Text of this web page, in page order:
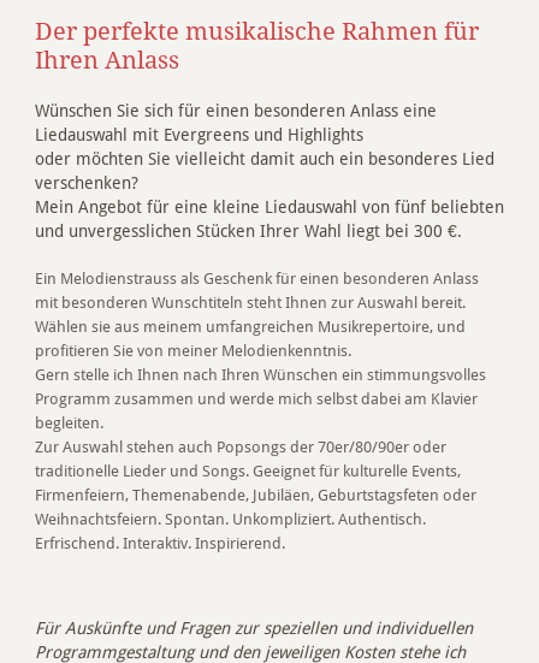
Der perfekte musikalische Rahmen für
Ihren Anlass
Wünschen Sie sich für einen besonderen Anlass eine
Liedauswahl mit Evergreens und Highlights
oder möchten Sie vielleicht damit auch ein besonderes Lied
verschenken?
Mein Angebot für eine kleine Liedauswahl von fünf beliebten
und unvergesslichen Stücken Ihrer Wahl liegt bei 300 €.
Ein Melodienstrauss als Geschenk für einen besonderen Anlass
mit besonderen Wunschtiteln steht Ihnen zur Auswahl bereit.
Wählen sie aus meinem umfangreichen Musikrepertoire, und
profitieren Sie von meiner Melodienkenntnis.
Gern stelle ich Ihnen nach Ihren Wünschen ein stimmungsvolles
Programm zusammen und werde mich selbst dabei am Klavier
begleiten.
Zur Auswahl stehen auch Popsongs der 70er/80/90er oder
traditionelle Lieder und Songs. Geeignet für kulturelle Events,
Firmenfeiern, Themenabende, Jubiläen, Geburtstagsfeten oder
Weihnachtsfeiern. Spontan. Unkompliziert. Authentisch.
Erfrischend. Interaktiv. Inspirierend.
Für Auskünfte und Fragen zur speziellen und individuellen
Programmgestaltung und den jeweiligen Kosten stehe ich